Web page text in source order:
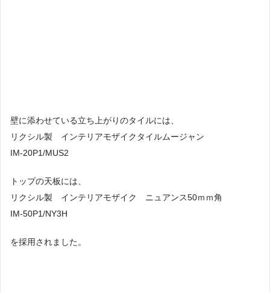
壁に添わせている立ち上がりのタイルには、
リクシル製 インテリアモザイクタイルムージャン
IM-20P1/MUS2
トップの天板には、
リクシル製 インテリアモザイク ニュアンス50ｍｍ角
IM-50P1/NY3H
を採用されました。